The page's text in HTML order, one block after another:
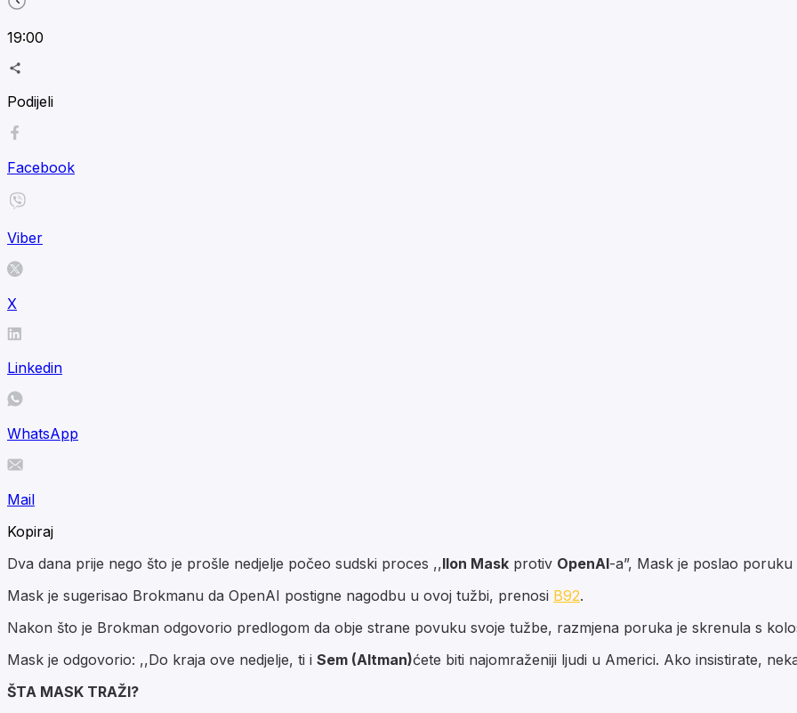
19:00
Podijeli
Facebook
Viber
X
Linkedin
WhatsApp
Mail
Kopiraj
Dva dana prije nego što je prošle nedjelje počeo sudski proces ,,Ilon Mask protiv OpenAI-a”, Mask je poslao
Mask je sugerisao Brokmanu da OpenAI postigne nagodbu u ovoj tužbi, prenosi B92.
Nakon što je Brokman odgovorio predlogom da obje strane povuku svoje tužbe, razmjena poruka je skrenula s
Mask je odgovorio: ,,Do kraja ove nedjelje, ti i Sem (Altman)ćete biti najomraženiji ljudi u Americi. Ako insistirate,
ŠTA MASK TRAŽI?